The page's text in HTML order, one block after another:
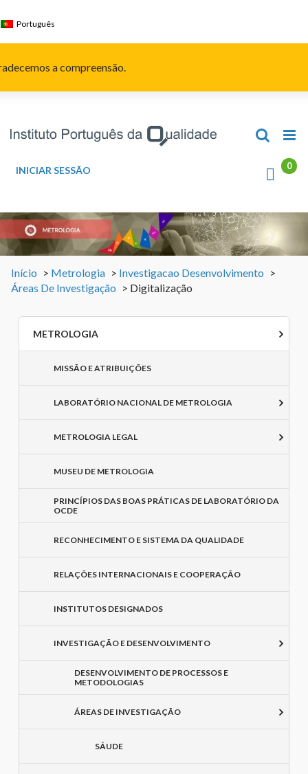
to
Português
a compreensão.
INICIAR SESSÃO
Início > Metrologia > Investigacao Desenvolvimento >
Áreas De Investigação > Digitalização
METROLOGIA
MISSÃO E ATRIBUIÇÕES
LABORATÓRIO NACIONAL DE METROLOGIA
METROLOGIA LEGAL
MUSEU DE METROLOGIA
PRINCÍPIOS DAS BOAS PRÁTICAS DE LABORATÓRIO DA
OCDE
RECONHECIMENTO E SISTEMA DA QUALIDADE
RELAÇÕES INTERNACIONAIS E COOPERAÇÃO
INSTITUTOS DESIGNADOS
INVESTIGAÇÃO E DESENVOLVIMENTO
DESENVOLVIMENTO DE PROCESSOS E
METODOLOGIAS
ÁREAS DE INVESTIGAÇÃO
SÁUDE